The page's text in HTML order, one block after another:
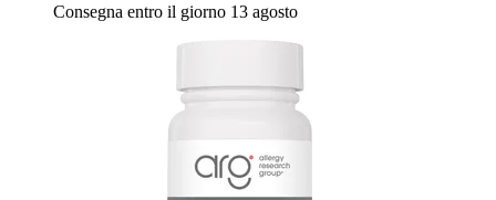
Consegna entro il giorno 13 agosto